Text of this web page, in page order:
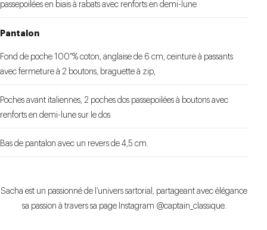
passepoilées en biais à rabats avec renforts en demi-lune
Pantalon
Fond de poche 100 % coton, anglaise de 6 cm, ceinture à passants
avec fermeture à 2 boutons, braguette à zip,
Poches avant italiennes, 2 poches dos passepoilées à boutons avec
renforts en demi-lune sur le dos
Bas de pantalon avec un revers de 4,5 cm.
Sacha est un passionné de l’univers sartorial, partageant avec élégance
sa passion à travers sa page Instagram @captain_classique.